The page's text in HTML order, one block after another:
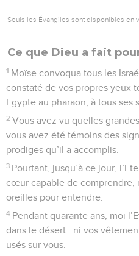
Seuls les Évangiles sont disponibles en
Ce que Dieu a fait
1 Moïse convoqua tous les
constaté de vos propres yeux
Egypte au pharaon, à tous ses
2 Vous avez vu quelles
vous avez été témoins des
prodiges qu’il a accomplis.
3 Pourtant, jusqu’à ce jour,
cœur capable de comprendre,
oreilles pour entendre.
4 Pendant quarante ans, moi
dans le désert : ni vos
usés sur vous.